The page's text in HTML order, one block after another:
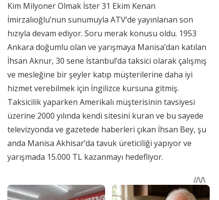
Kim Milyoner Olmak İster 31 Ekim Kenan
İmirzalıoğlu’nun sunumuyla ATV’de yayınlanan son
hızıyla devam ediyor. Soru merak konusu oldu. 1953
Ankara doğumlu olan ve yarışmaya Manisa’dan katılan
İhsan Aknur, 30 sene İstanbul’da taksici olarak çalışmış
ve mesleğine bir şeyler katıp müşterilerine daha iyi
hizmet verebilmek için İngilizce kursuna gitmiş.
Taksicilik yaparken Amerikalı müşterisinin tavsiyesi
üzerine 2000 yılında kendi sitesini kuran ve bu sayede
televizyonda ve gazetede haberleri çıkan İhsan Bey, şu
anda Manisa Akhisar’da tavuk üreticiliği yapıyor ve
yarışmada 15.000 TL kazanmayı hedefliyor.